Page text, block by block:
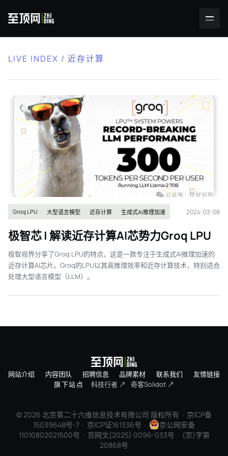
LIVE INDEX / 近存计算
Groq LPU 大型语言模型 近存计算 生成式AI推理加速 2024-03-08
极智芯 | 解读近存计算AI芯势力Groq LPU
极智视界分享了Groq LPU的特点，这是一款专注于生成式AI推理加速的
近存计算AI芯片。Groq的LPU以其高推理效率和近存计算技术，特别适合
处理大型语言模型（LLM）。
网站介绍 内容团队 招聘信息 品牌素材 联系我们
友情链接
旗下站点
科技行者 ↗ 奇客Solidot ↗
© 2026 北京第二十六维信息技术有限公司 版权所有 · 京ICP备
15039648号-7 · 京ICP证161336号 ·
京公网安备
11010802021500号 · 京网文(2025) 0096-033号 · (京)字第
20868号